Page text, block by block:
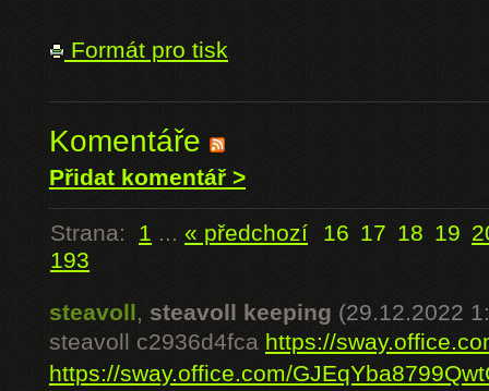
Formát pro tisk
Komentáře
Přidat komentář >
Strana: 1 ... « předchozí 16 17 18 19
193
steavoll, steavoll keeping (29.12.2022
steavoll c2936d4fca https://
https://sway.office.com/